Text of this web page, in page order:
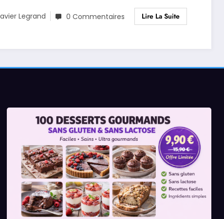
Legrand 0 Commentaires Lire La Suite